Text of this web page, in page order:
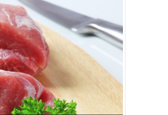
Náš tip
Konzumací štiplavého jídla se z těla